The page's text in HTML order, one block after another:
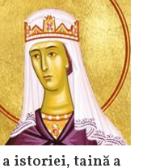
istoriei, taină a